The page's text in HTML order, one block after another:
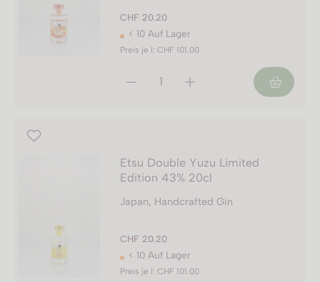
CHF 20.20
< 10 Auf Lager
Preis je l: CHF 101.00
Etsu Double Yuzu Limited
Edition 43% 20cl
Japan, Handcrafted Gin
CHF 20.20
< 10 Auf Lager
Preis je l: CHF 101.00